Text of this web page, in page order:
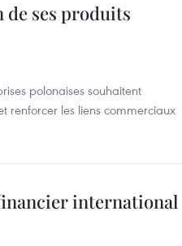
de ses produits
polonaises souhaitent
renforcer les liens commerciaux
international